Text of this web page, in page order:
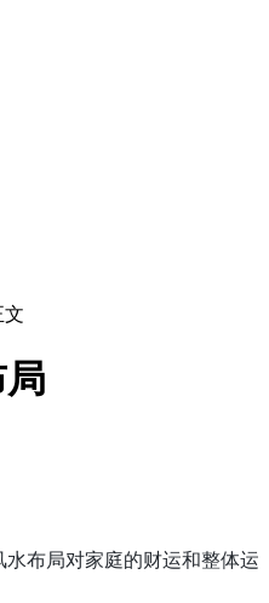
文
布局对家庭的财运和整体运